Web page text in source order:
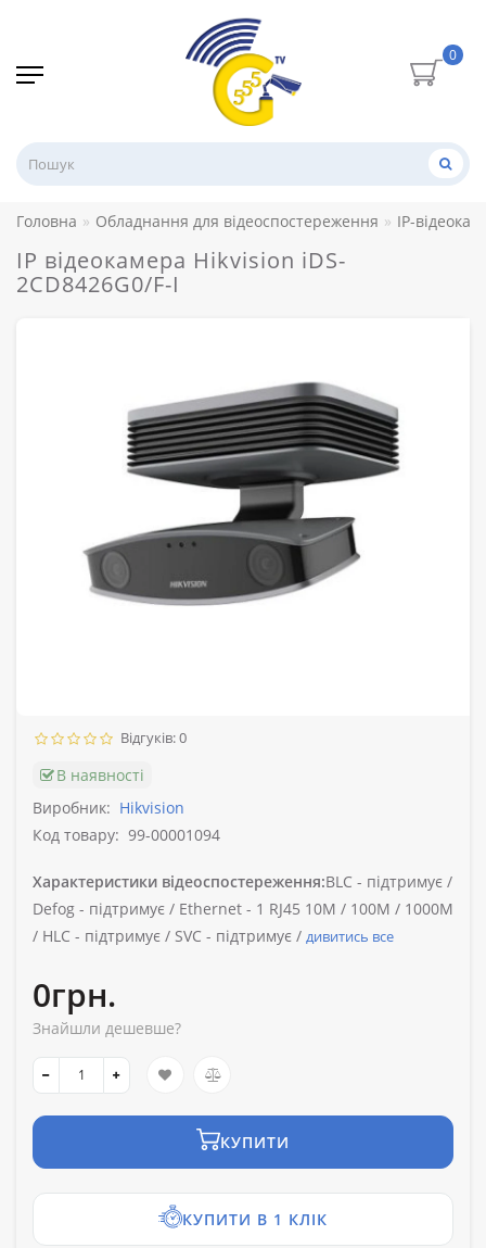
0
Головна Обладнання для відеоспостереження IP-
IP відеокамера Hikvision iDS-
2CD8426G0/F-I
Відгуків: 0
В наявності
Виробник: Hikvision
Код товару: 99-00001094
Характеристики відеоспостереження:BLC - підтримує /
Defog - підтримує / Ethernet - 1 RJ45 10M / 100M / 1000M
/ HLC - підтримує / SVC - підтримує / дивитись все
0грн.
Знайшли дешевше?
КУПИТИ
КУПИТИ В 1 КЛІК